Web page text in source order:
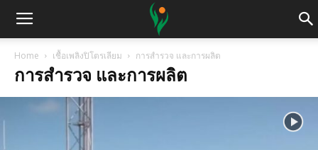
Home เชื้อเพลิงปิโตรเลียม การสำรวจ และการผลิต
การสำรวจ และการผลิต